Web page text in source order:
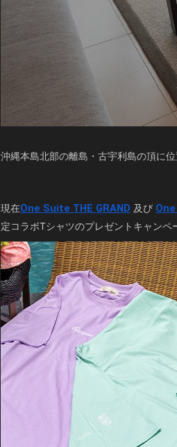
沖縄本島北部の離島・古宇利島の頂に位
現在One Suite THE GRAND 及び
定コラボTシャツのプレゼントキャンペ